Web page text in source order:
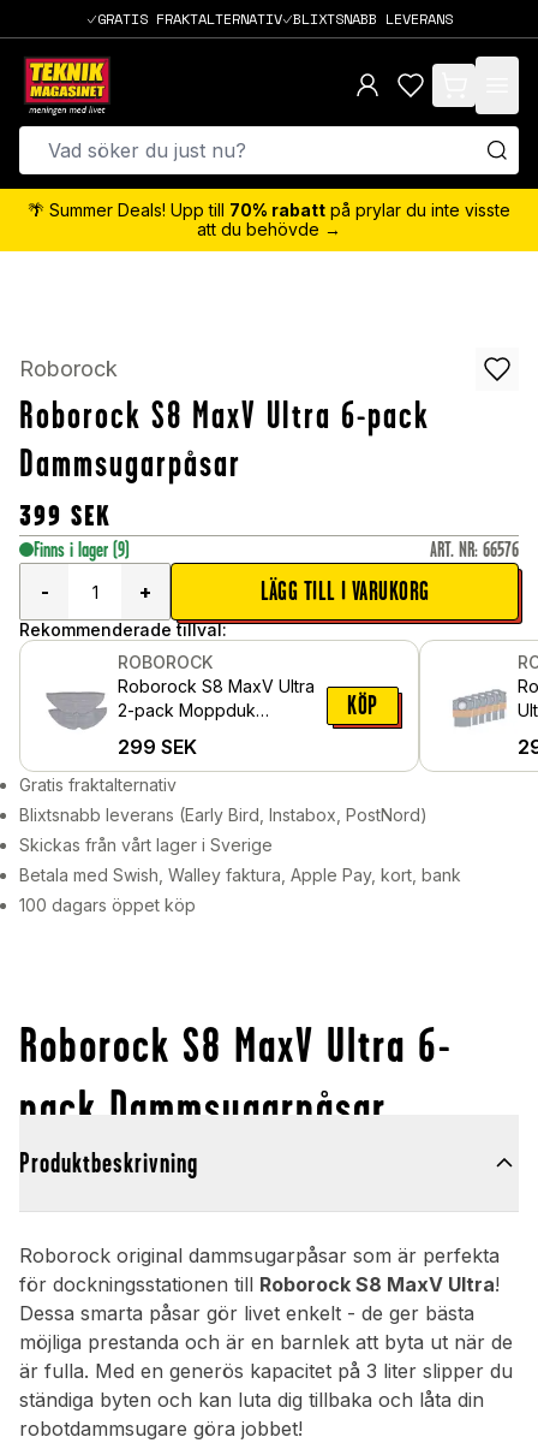
GRATIS FRAKTALTERNATIV BLIXTSNABB LEVERANS
items in cart,
🌴 Summer Deals! Upp till 70% rabatt på prylar du inte visste
att du behövde →
Roborock
Roborock S8 MaxV Ultra 6-pack
Dammsugarpåsar
399 SEK
Finns i lager (9) ART. NR: 66576
-
+ LÄGG TILL I VARUKORG
Rekommenderade tillval:
ROBOROCK
Roborock S8 MaxV Ultra
2-pack Moppduk
299 SEK
KÖP
Gratis fraktalternativ
Blixtsnabb leverans (Early Bird, Instabox, PostNord)
Skickas från vårt lager i Sverige
Betala med Swish, Walley faktura, Apple Pay, kort, bank
100 dagars öppet köp
Roborock S8 MaxV Ultra 6-
pack Dammsugarpåsar
Produktbeskrivning
Roborock original dammsugarpåsar som är perfekta
för dockningsstationen till Roborock S8 MaxV Ultra!
Dessa smarta påsar gör livet enkelt - de ger bästa
möjliga prestanda och är en barnlek att byta ut när de
är fulla. Med en generös kapacitet på 3 liter slipper du
ständiga byten och kan luta dig tillbaka och låta din
robotdammsugare göra jobbet!